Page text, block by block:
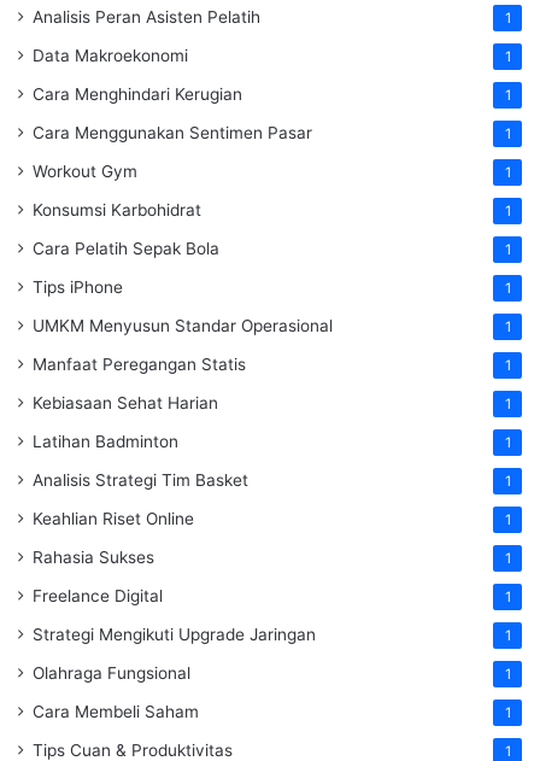
Analisis Peran Asisten Pelatih 1
Data Makroekonomi 1
Cara Menghindari Kerugian 1
Cara Menggunakan Sentimen Pasar 1
Workout Gym 1
Konsumsi Karbohidrat 1
Cara Pelatih Sepak Bola 1
Tips iPhone 1
UMKM Menyusun Standar Operasional 1
Manfaat Peregangan Statis 1
Kebiasaan Sehat Harian 1
Latihan Badminton 1
Analisis Strategi Tim Basket 1
Keahlian Riset Online 1
Rahasia Sukses 1
Freelance Digital 1
Strategi Mengikuti Upgrade Jaringan 1
Olahraga Fungsional 1
Cara Membeli Saham 1
Tips Cuan & Produktivitas 1